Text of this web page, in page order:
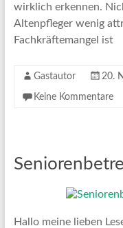
wirklich erkennen.
Altenpfleger wenig
Fachkräftemangel ist
Gastautor 20.
Keine Kommentare
Hallo meine lieben